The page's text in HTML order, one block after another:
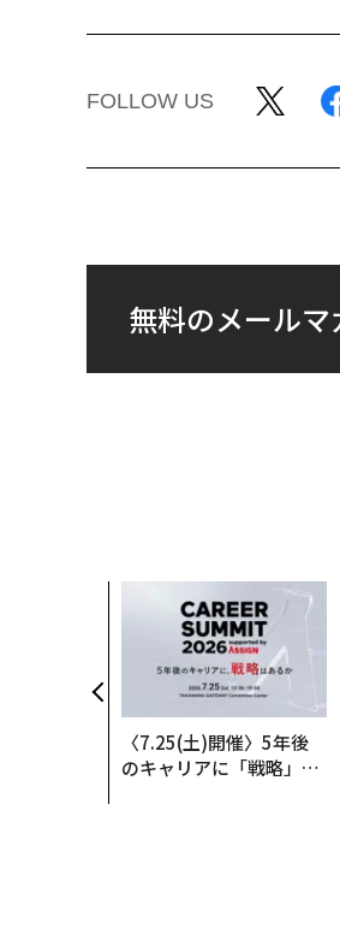
FOLLOW US
無料のメール
〈7.25(土)開催〉5年後
のキャリアに「戦略」は